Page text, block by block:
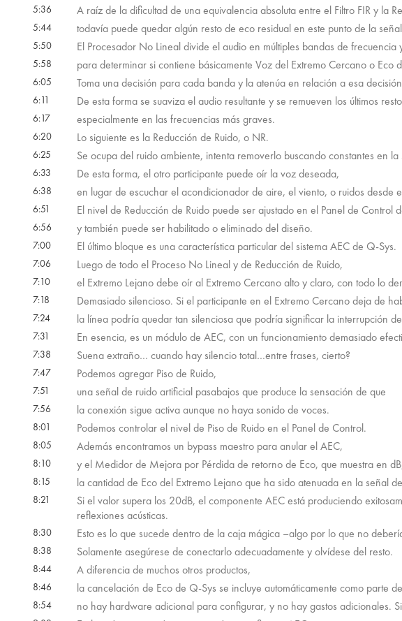
5:36 A raíz de la dificultad de una equivalencia absoluta entre el Filtro FIR y la
5:44 todavía puede quedar algún resto de eco residual en este punto de la
5:50 El Procesador No Lineal divide el audio en múltiples bandas de
5:58 para determinar si contiene básicamente Voz del Extremo Cercano o Eco
6:05 Toma una decisión para cada banda y la atenúa en relación a esa
6:11 De esta forma se suaviza el audio resultante y se remueven los últimos
6:17 especialmente en las frecuencias más graves.
6:20 Lo siguiente es la Reducción de Ruido, o NR.
6:25 Se ocupa del ruido ambiente, intenta removerlo buscando constantes en
6:33 De esta forma, el otro participante puede oír la voz deseada,
6:38 en lugar de escuchar el acondicionador de aire, el viento, o ruidos desde
6:51 El nivel de Reducción de Ruido puede ser ajustado en el Panel de Control
6:56 y también puede ser habilitado o eliminado del diseño.
7:00 El último bloque es una característica particular del sistema AEC de Q-Sys.
7:06 Luego de todo el Proceso No Lineal y de Reducción de Ruido,
7:10 el Extremo Lejano debe oír al Extremo Cercano alto y claro, con todo lo
7:18 Demasiado silencioso. Si el participante en el Extremo Cercano deja de
7:24 la línea podría quedar tan silenciosa que podría significar la interrupción
7:31 En esencia, es un módulo de AEC, con un funcionamiento demasiado
7:38 Suena extraño… cuando hay silencio total…entre frases, cierto?
7:47 Podemos agregar Piso de Ruido,
7:51 una señal de ruido artificial pasabajos que produce la sensación de que
7:56 la conexión sigue activa aunque no haya sonido de voces.
8:01 Podemos controlar el nivel de Piso de Ruido en el Panel de Control.
8:05 Además encontramos un bypass maestro para anular el AEC,
8:10 y el Medidor de Mejora por Pérdida de retorno de Eco, que muestra en
8:15 la cantidad de Eco del Extremo Lejano que ha sido atenuada en la señal
8:21
Si el valor supera los 20dB, el componente AEC está produciendo
reflexiones acústicas.
8:30 Esto es lo que sucede dentro de la caja mágica –algo por lo que no
8:38 Solamente asegúrese de conectarlo adecuadamente y olvídese del resto.
8:44 A diferencia de muchos otros productos,
8:46 la cancelación de Eco de Q-Sys se incluye automáticamente como parte
8:54 no hay hardware adicional para configurar, y no hay gastos adicionales.